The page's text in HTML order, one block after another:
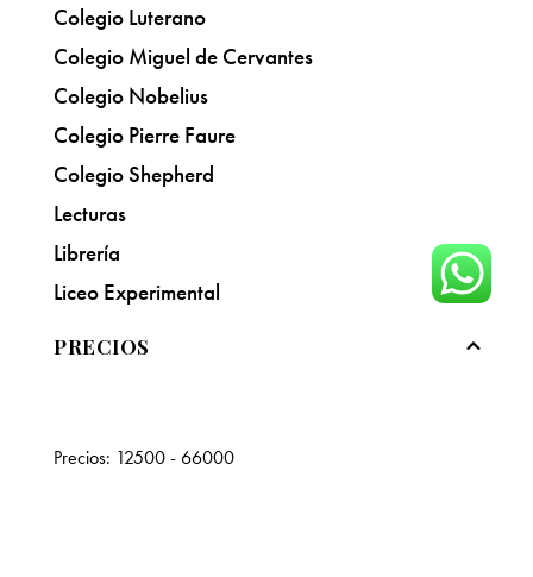
Colegio Luterano
Colegio Miguel de Cervantes
Colegio Nobelius
Colegio Pierre Faure
Colegio Shepherd
Lecturas
Librería
Liceo Experimental
PRECIOS
Precios: 12500 - 66000